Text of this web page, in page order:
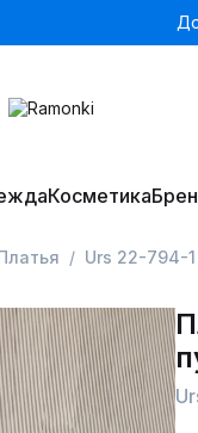
Косметика
Urs 22-794-1